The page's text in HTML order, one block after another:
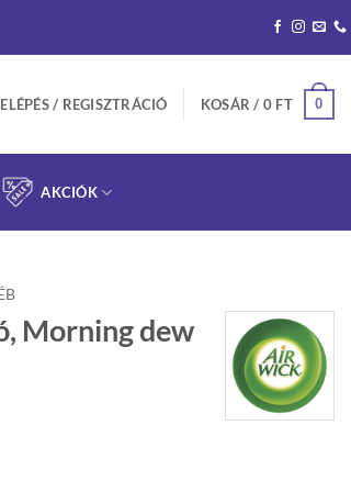
/ REGISZTRÁCIÓ KOSÁR / 0 FT 0
AKCIÓK
Morning dew